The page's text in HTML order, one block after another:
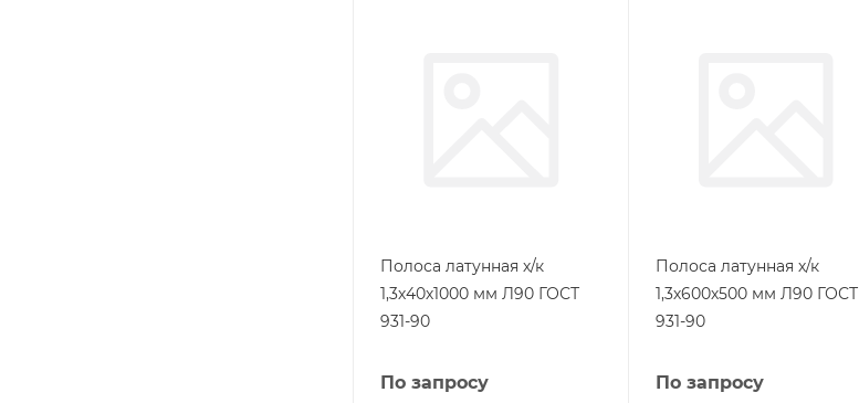
Полоса латунная х/к
1,3х40х1000 мм Л90 ГОСТ
931-90
По запросу
Полоса латунная х/к
1,3х600х500 мм Л90 ГОСТ
931-90
По запросу